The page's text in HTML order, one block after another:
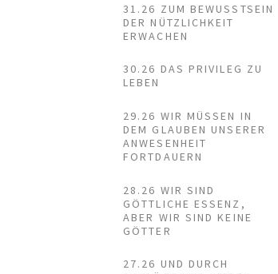
31.26 ZUM BEWUSSTSEIN
DER NÜTZLICHKEIT
ERWACHEN
30.26 DAS PRIVILEG ZU
LEBEN
29.26 WIR MÜSSEN IN
DEM GLAUBEN UNSERER
ANWESENHEIT
FORTDAUERN
28.26 WIR SIND
GÖTTLICHE ESSENZ,
ABER WIR SIND KEINE
GÖTTER
27.26 UND DURCH